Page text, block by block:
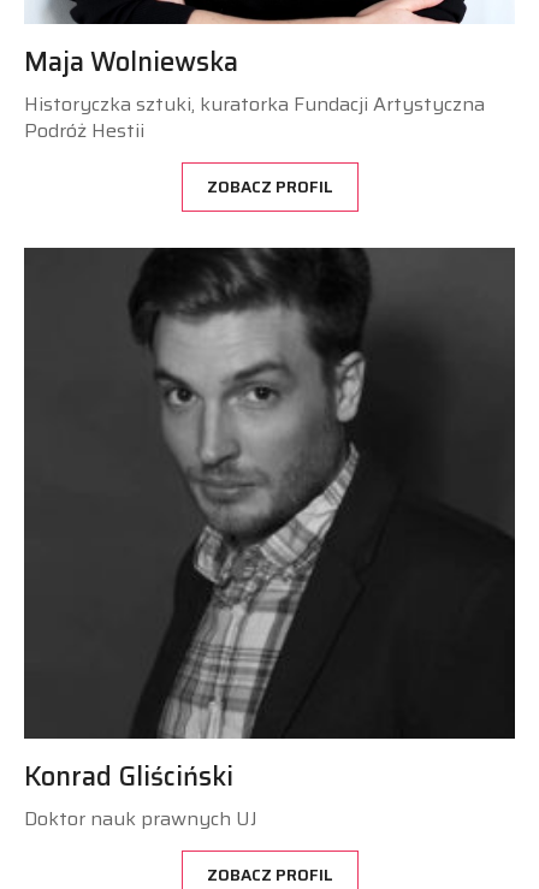
Maja Wolniewska
Historyczka sztuki, kuratorka Fundacji Artystyczna
Podróż Hestii
ZOBACZ PROFIL
Konrad Gliściński
Doktor nauk prawnych UJ
ZOBACZ PROFIL